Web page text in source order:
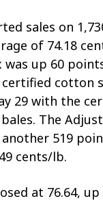
sales on
of 74.18
was up 60
certified cotton
29 with the
The
another 519
cents/lb.
at 76.64,